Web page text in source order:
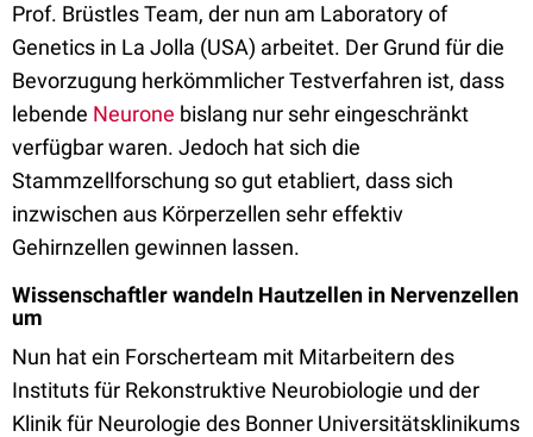
Prof. Brüstles Team, der nun am Laboratory of
Genetics in La Jolla (USA) arbeitet. Der Grund für die
Bevorzugung herkömmlicher Testverfahren ist, dass
lebende Neurone bislang nur sehr eingeschränkt
verfügbar waren. Jedoch hat sich die
Stammzellforschung so gut etabliert, dass sich
inzwischen aus Körperzellen sehr effektiv
Gehirnzellen gewinnen lassen.
Wissenschaftler wandeln Hautzellen in Nervenzellen
um
Nun hat ein Forscherteam mit Mitarbeitern des
Instituts für Rekonstruktive Neurobiologie und der
Klinik für Neurologie des Bonner Universitätsklinikums